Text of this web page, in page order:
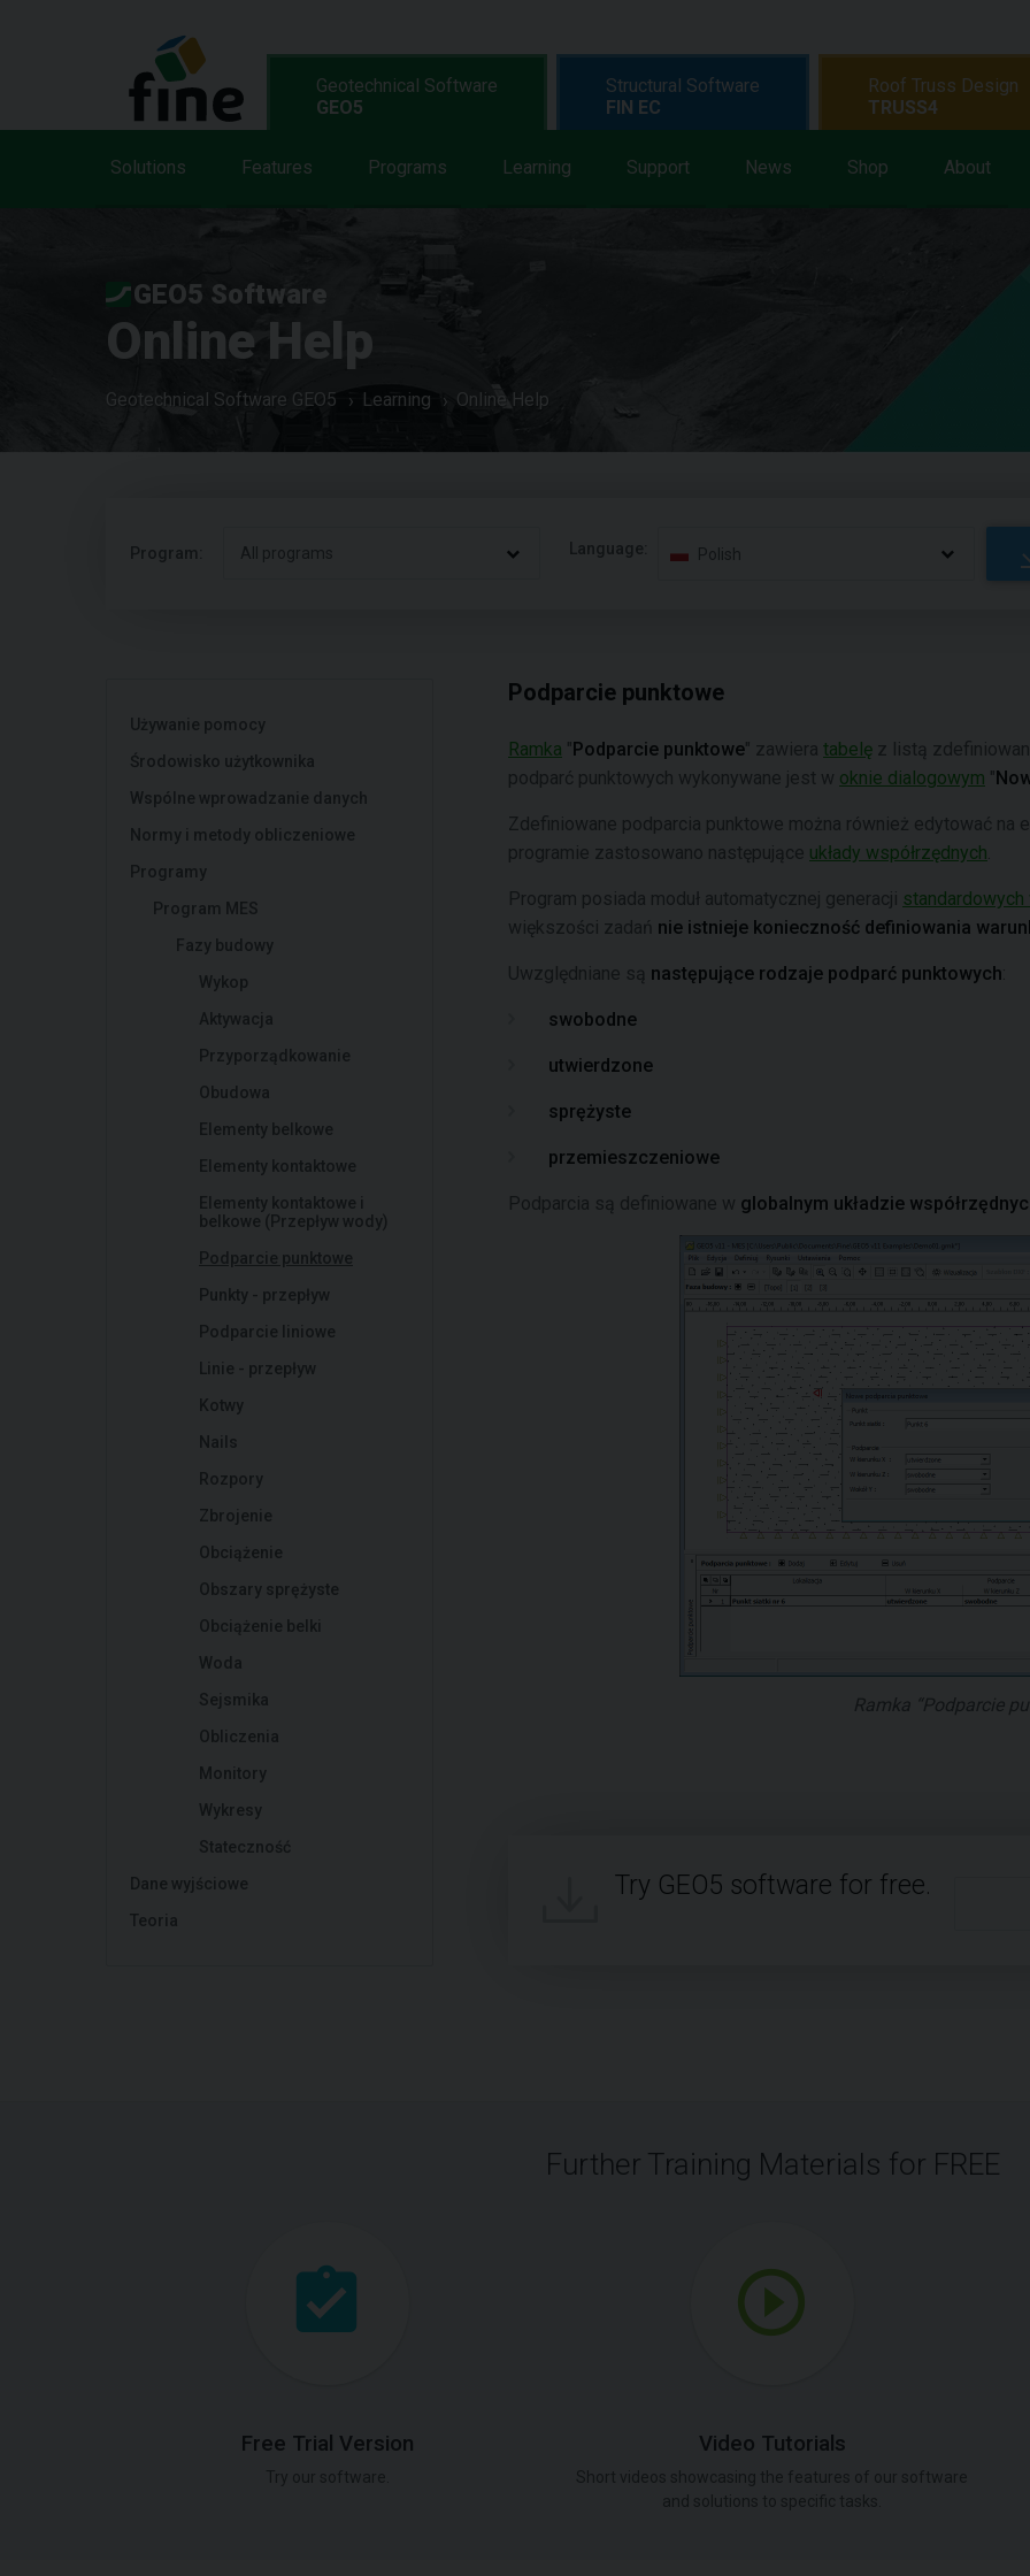
Geotechnical Software
GEO5
Solutions Features Programs Learning Support News Shop About
Structural Software
FIN EC
Roof Truss Design
TRUSS4
GEO5 Software
Online Help
Geotechnical Software GEO5 Learning Online Help
Program: All programs Language: Polish
Używanie pomocy
Środowisko użytkownika
Wspólne wprowadzanie danych
Normy i metody obliczeniowe
Programy
Program MES
Fazy budowy
Wykop
Aktywacja
Przyporządkowanie
Obudowa
Elementy belkowe
Elementy kontaktowe
Elementy kontaktowe i
belkowe (Przepływ wody)
Podparcie punktowe
Punkty - przepływ
Podparcie liniowe
Linie - przepływ
Kotwy
Nails
Rozpory
Zbrojenie
Obciążenie
Obszary sprężyste
Obciążenie belki
Woda
Sejsmika
Obliczenia
Monitory
Wykresy
Stateczność
Dane wyjściowe
Teoria
Podparcie punktowe
Ramka "Podparcie punktowe" zawiera tabelę z listą
podparć punktowych wykonywane jest w oknie dialogowym "
Zdefiniowane podparcia punktowe można również edytować na
programie zastosowano następujące układy współrzędnych
Program posiada moduł automatycznej generacji
większości zadań nie istnieje konieczność definiowania
Uwzględniane są następujące rodzaje podparć punktowych
swobodne
utwierdzone
sprężyste
przemieszczeniowe
Podparcia są definiowane w globalnym układzie
Ramka “Podparcie
Try GEO5 software for free.
Further Training Materials for FREE
Free Trial Version Video Tutorials